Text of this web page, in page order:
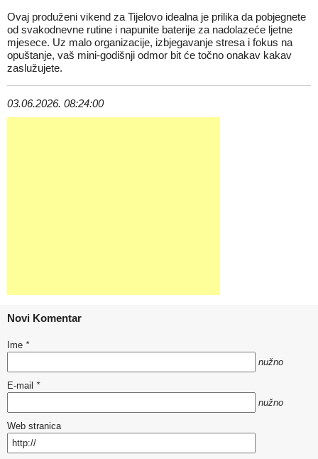
Ovaj produženi vikend za Tijelovo idealna je prilika da pobjegnete
od svakodnevne rutine i napunite baterije za nadolazeće ljetne
mjesece. Uz malo organizacije, izbjegavanje stresa i fokus na
opuštanje, vaš mini-godišnji odmor bit će točno onakav kakav
zaslužujete.
03.06.2026. 08:24:00
Novi Komentar
Ime *
nužno
E-mail *
nužno
Web stranica